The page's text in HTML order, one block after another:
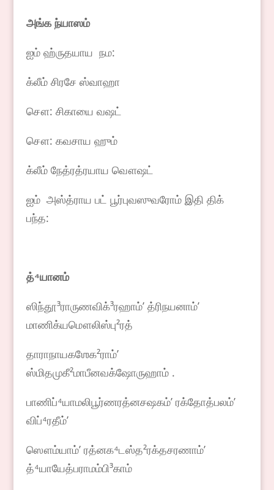
அங்க ந்யாஸம்
ஐம் ஹ்ருதயாய நம:
க்லீம் சிரசே ஸ்வாஹா
சௌ: சிகாயை வஷட்
சௌ: கவசாய ஹும்
க்லீம் நேத்ரத்ரயாய வௌஷட்
ஐம் அஸ்த்ராய பட் பூர்புவஸுவரோம் இதி திக்
பந்த:
த்⁴யானம்
ஸிந்தூ³ராருணவிக்³ரஹாம்ʼ த்ரிநயனாம்ʼ
மாணிக்யமௌலிஸ்பு²ரத்
தாராநாயகஶேக²ராம்ʼ
ஸ்மிதமுகீ²மாபீனவக்ஷோருஹாம் .
பாணிப்⁴யாமலிபூர்ணரத்னசஷகம்ʼ ரக்தோத்பலம்ʼ
விப்⁴ரதீம்ʼ
ஸௌம்யாம்ʼ ரத்னக⁴டஸ்த²ரக்தசரணாம்ʼ
த்⁴யாயேத்பராமம்பி³காம்